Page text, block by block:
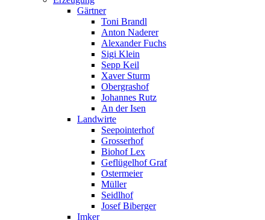
Gärtner
Toni Brandl
Anton Naderer
Alexander Fuchs
Sigi Klein
Sepp Keil
Xaver Sturm
Obergrashof
Johannes Rutz
An der Isen
Landwirte
Seepointerhof
Grosserhof
Biohof Lex
Geflügelhof Graf
Ostermeier
Müller
Seidlhof
Josef Biberger
Imker